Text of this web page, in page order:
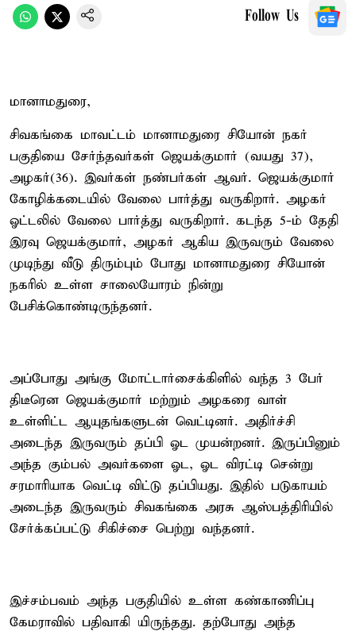
Follow Us
மானாமதுரை,
சிவகங்கை மாவட்டம் மானாமதுரை சியோன் நகர்
பகுதியை சேர்ந்தவர்கள் ஜெயக்குமார் (வயது 37),
அழகர்(36). இவர்கள் நண்பர்கள் ஆவர். ஜெயக்குமார்
கோழிக்கடையில் வேலை பார்த்து வருகிறார். அழகர்
ஓட்டலில் வேலை பார்த்து வருகிறார். கடந்த 5-ம் தேதி
இரவு ஜெயக்குமார், அழகர் ஆகிய இருவரும் வேலை
முடிந்து வீடு திரும்பும் போது மானாமதுரை சியோன்
நகரில் உள்ள சாலையோரம் நின்று
பேசிக்கொண்டிருந்தனர்.
அப்போது அங்கு மோட்டார்சைக்கிளில் வந்த 3 பேர்
திடீரென ஜெயக்குமார் மற்றும் அழகரை வாள்
உள்ளிட்ட ஆயுதங்களுடன் வெட்டினர். அதிர்ச்சி
அடைந்த இருவரும் தப்பி ஓட முயன்றனர். இருப்பினும்
அந்த கும்பல் அவர்களை ஓட, ஓட விரட்டி சென்று
சரமாரியாக வெட்டி விட்டு தப்பியது. இதில் படுகாயம்
அடைந்த இருவரும் சிவகங்கை அரசு ஆஸ்பத்திரியில்
சேர்க்கப்பட்டு சிகிச்சை பெற்று வந்தனர்.
இச்சம்பவம் அந்த பகுதியில் உள்ள கண்காணிப்பு
கேமராவில் பதிவாகி யிருந்தது. தற்போது அந்த